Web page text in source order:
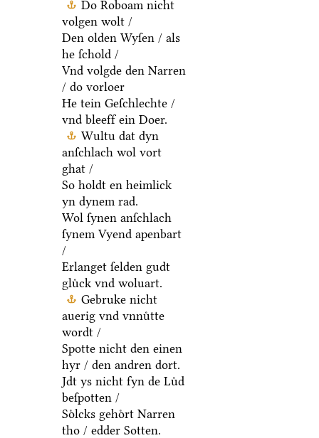
Do Roboam nicht
volgen wolt /
Den olden Wyſen / als
he ſchold /
Vnd volgde den Narren
/ do vorloer
He tein Geſchlechte /
vnd bleeff ein Doer.
Wultu dat dyn
anſchlach wol vort
ghat /
So holdt en heimlick
yn dynem rad.
Wol ſynen anſchlach
ſynem Vyend apenbart
/
Erlanget ſelden gudt
gluͤck vnd woluart.
Gebruke nicht
auerig vnd vnnuͤtte
wordt /
Spotte nicht den einen
hyr / den andren dort.
Jdt ys nicht fyn de Luͤd
beſpotten /
Soͤlcks gehoͤrt Narren
tho / edder Sotten.